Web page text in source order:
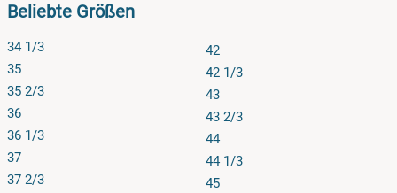
Beliebte Größen
34 1/3
35
35 2/3
36
36 1/3
37
37 2/3
42
42 1/3
43
43 2/3
44
44 1/3
45